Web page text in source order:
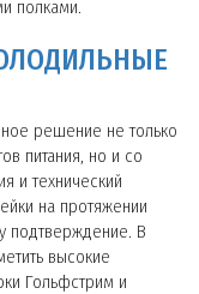
полками.
решение не только
питания, но и со
и технический
на протяжении
подтверждение. В
высокие
Гольфстрим и